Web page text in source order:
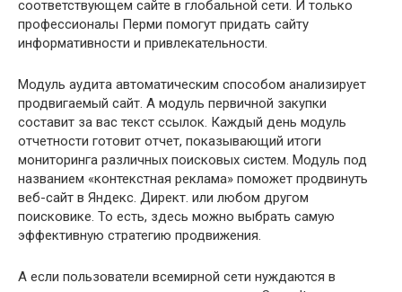
соответствующем сайте в глобальной сети. И только
профессионалы Перми помогут придать сайту
информативности и привлекательности.
Модуль аудита автоматическим способом анализирует
продвигаемый сайт. А модуль первичной закупки
составит за вас текст ссылок. Каждый день модуль
отчетности готовит отчет, показывающий итоги
мониторинга различных поисковых систем. Модуль под
названием «контекстная реклама» поможет продвинуть
веб-сайт в Яндекс. Директ. или любом другом
поисковике. То есть, здесь можно выбрать самую
эффективную стратегию продвижения.
А если пользователи всемирной сети нуждаются в